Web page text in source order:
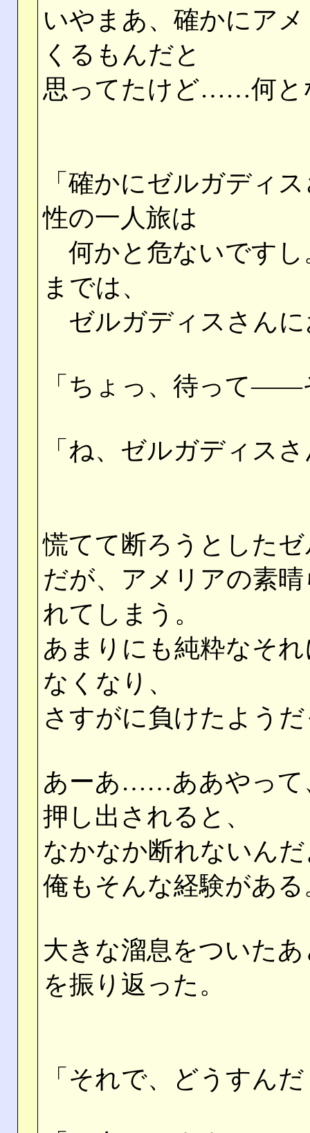
いやまあ、確かにア
くるもんだと
思ってたけど……何
「確かにゼルガディ
性の一人旅は
何かと危ないですし
までは、
ゼルガディスさんに
「ちょっ、待って――
「ね、ゼルガディス
慌てて断ろうとした
だが、アメリアの素
れてしまう。
あまりにも純粋なそ
なくなり、
さすがに負けたよう
あーあ……ああやって
押し出されると、
なかなか断れないん
俺もそんな経験がある
大きな溜息をついた
を振り返った。
「それで、どうすん